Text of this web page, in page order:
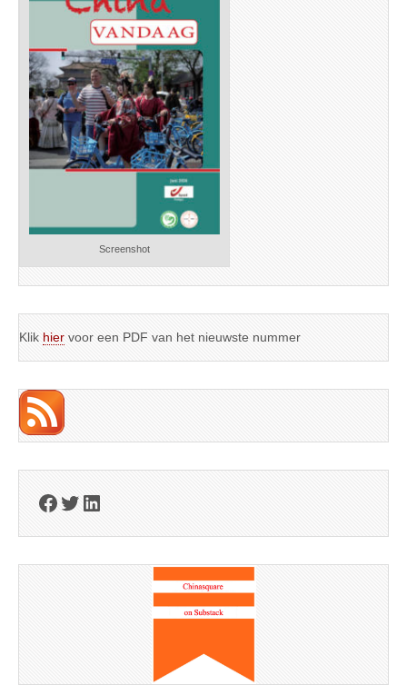
Screenshot
Klik hier voor een PDF van het nieuwste nummer
Facebook
Twitter
LinkedIn